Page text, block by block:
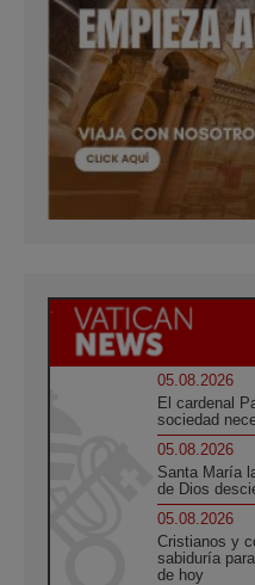
05.08.2026
El cardenal
sociedad
05.08.2026
Santa María
de Dios
05.08.2026
Cristianos y
sabiduría
de hoy